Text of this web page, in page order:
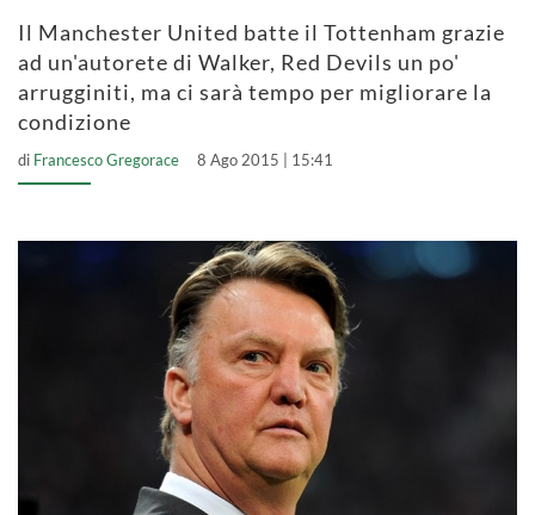
Il Manchester United batte il Tottenham grazie
ad un'autorete di Walker, Red Devils un po'
arrugginiti, ma ci sarà tempo per migliorare la
condizione
di Francesco Gregorace 8 Ago 2015 | 15:41